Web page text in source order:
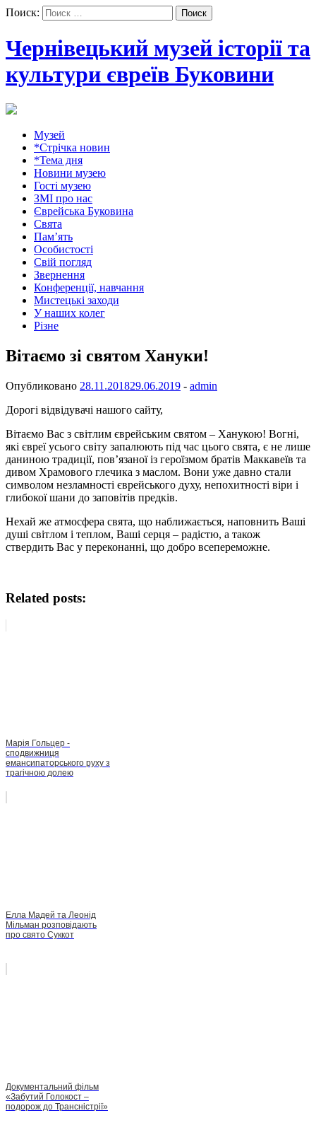
Поиск:
Чернівецький музей історії та
культури євреїв Буковини
Музей
*Стрічка новин
*Тема дня
Новини музею
Гості музею
ЗМІ про нас
Єврейська Буковина
Свята
Пам’ять
Особистості
Свій погляд
Звернення
Конференції, навчання
Мистецькі заходи
У наших колег
Різне
Вітаємо зі святом Хануки!
Опубликовано 28.11.201829.06.2019 - admin
Дорогі відвідувачі нашого сайту,
Вітаємо Вас з світлим єврейським святом – Ханукою! Вогні,
які євреї усього світу запалюють під час цього свята, є не лише
даниною традиції, пов’язаної із героїзмом братів Маккавеїв та
дивом Храмового глечика з маслом. Вони уже давно стали
символом незламності єврейського духу, непохитності віри і
глибокої шани до заповітів предків.
Нехай же атмосфера свята, що наближається, наповнить Ваші
душі світлом і теплом, Ваші серця – радістю, а також
ствердить Вас у переконанні, що добро всепереможне.
Related posts:
Марія Гольцер -
сподвижниця
емансипаторського руху з
трагічною долею
Елла Мадей та Леонід
Мільман розповідають
про свято Суккот
Документальний фільм
«Забутий Голокост –
подорож до Трансністрії»